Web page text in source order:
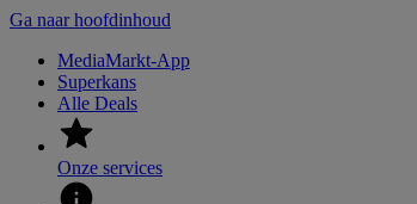
Ga naar hoofdinhoud
MediaMarkt-App
Superkans
Alle Deals
Onze services